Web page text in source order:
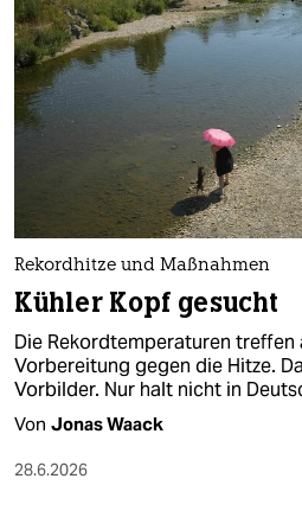
Rekordhitze und Maßnahmen
Kühler Kopf gesucht
Die Rekordtemperaturen treffen
Vorbereitung gegen die Hitze.
Vorbilder. Nur halt nicht in
Von Jonas Waack
28.6.2026